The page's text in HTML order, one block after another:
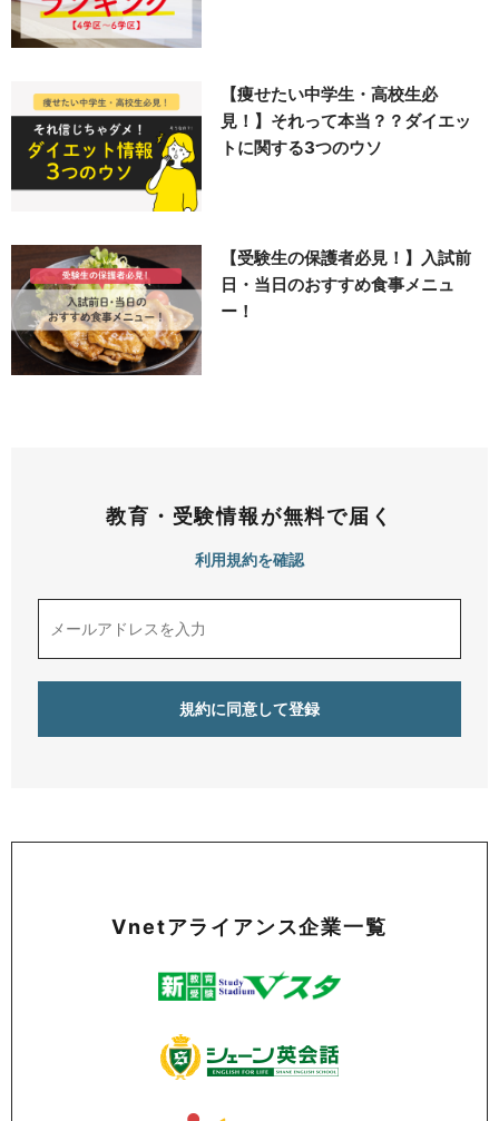
【痩せたい中学生・高校生必
見！】それって本当？？ダイエッ
トに関する3つのウソ
【受験生の保護者必見！】入試前
日・当日のおすすめ食事メニュ
ー！
教育・受験情報が無料で届く
利用規約を確認
Vnetアライアンス企業一覧